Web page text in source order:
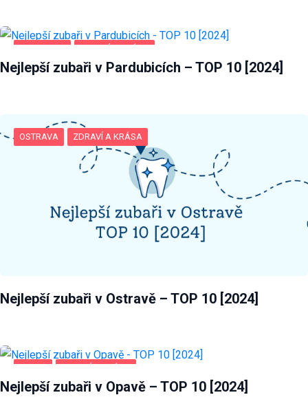
Nejlepší zubaři v Pardubicích – TOP 10 [2024]
OSTRAVA ZDRAVÍ A KRÁSA
Nejlepší zubaři v Ostravě – TOP 10 [2024]
OPAVA ZDRAVÍ A KRÁSA
Nejlepší zubaři v Opavě – TOP 10 [2024]